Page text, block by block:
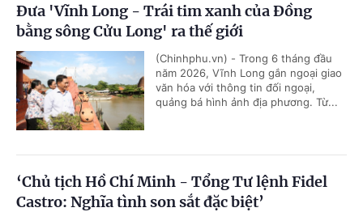
Đưa 'Vĩnh Long - Trái tim xanh của Đồng
bằng sông Cửu Long' ra thế giới
(Chinhphu.vn) - Trong 6 tháng đầu
năm 2026, Vĩnh Long gắn ngoại giao
văn hóa với thông tin đối ngoại,
quảng bá hình ảnh địa phương. Từ...
‘Chủ tịch Hồ Chí Minh - Tổng Tư lệnh Fidel
Castro: Nghĩa tình son sắt đặc biệt’